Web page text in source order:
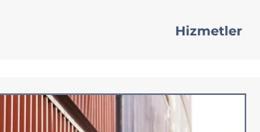
Hizmetler